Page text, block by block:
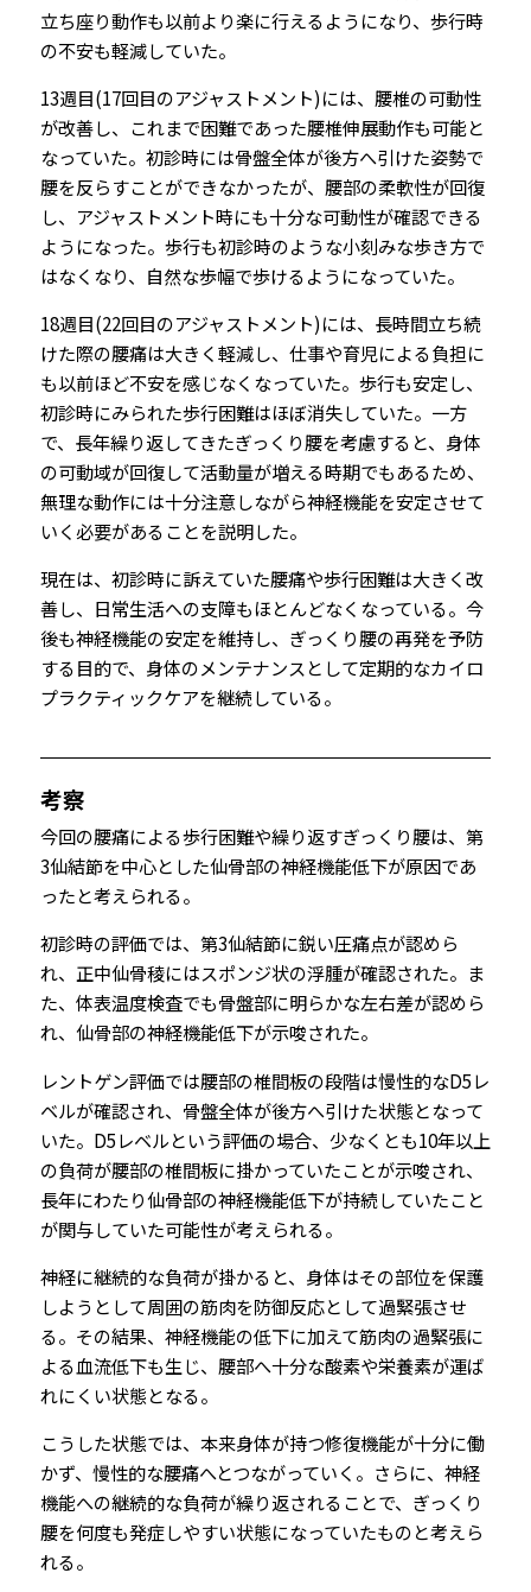
立ち座り動作も以前より楽に行えるようになり、歩行時
の不安も軽減していた。
13週目(17回目のアジャストメント)には、腰椎の可動性
が改善し、これまで困難であった腰椎伸展動作も可能と
なっていた。初診時には骨盤全体が後方へ引けた姿勢で
腰を反らすことができなかったが、腰部の柔軟性が回復
し、アジャストメント時にも十分な可動性が確認できる
ようになった。歩行も初診時のような小刻みな歩き方で
はなくなり、自然な歩幅で歩けるようになっていた。
18週目(22回目のアジャストメント)には、長時間立ち続
けた際の腰痛は大きく軽減し、仕事や育児による負担に
も以前ほど不安を感じなくなっていた。歩行も安定し、
初診時にみられた歩行困難はほぼ消失していた。一方
で、長年繰り返してきたぎっくり腰を考慮すると、身体
の可動域が回復して活動量が増える時期でもあるため、
無理な動作には十分注意しながら神経機能を安定させて
いく必要があることを説明した。
現在は、初診時に訴えていた腰痛や歩行困難は大きく改
善し、日常生活への支障もほとんどなくなっている。今
後も神経機能の安定を維持し、ぎっくり腰の再発を予防
する目的で、身体のメンテナンスとして定期的なカイロ
プラクティックケアを継続している。
考察
今回の腰痛による歩行困難や繰り返すぎっくり腰は、第
3仙結節を中心とした仙骨部の神経機能低下が原因であ
ったと考えられる。
初診時の評価では、第3仙結節に鋭い圧痛点が認めら
れ、正中仙骨稜にはスポンジ状の浮腫が確認された。ま
た、体表温度検査でも骨盤部に明らかな左右差が認めら
れ、仙骨部の神経機能低下が示唆された。
レントゲン評価では腰部の椎間板の段階は慢性的なD5レ
ベルが確認され、骨盤全体が後方へ引けた状態となって
いた。D5レベルという評価の場合、少なくとも10年以上
の負荷が腰部の椎間板に掛かっていたことが示唆され、
長年にわたり仙骨部の神経機能低下が持続していたこと
が関与していた可能性が考えられる。
神経に継続的な負荷が掛かると、身体はその部位を保護
しようとして周囲の筋肉を防御反応として過緊張させ
る。その結果、神経機能の低下に加えて筋肉の過緊張に
よる血流低下も生じ、腰部へ十分な酸素や栄養素が運ば
れにくい状態となる。
こうした状態では、本来身体が持つ修復機能が十分に働
かず、慢性的な腰痛へとつながっていく。さらに、神経
機能への継続的な負荷が繰り返されることで、ぎっくり
腰を何度も発症しやすい状態になっていたものと考えら
れる。